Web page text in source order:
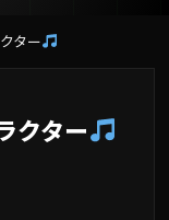
ター
クター